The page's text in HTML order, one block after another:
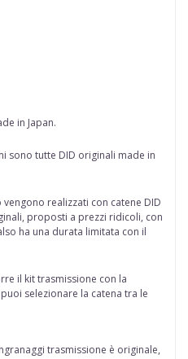
in Japan.
sono tutte DID originali made in
realizzati con catene DID
proposti a prezzi ridicoli, con
ha una durata limitata con il
il kit trasmissione con la
selezionare la catena tra le
trasmissione è originale,